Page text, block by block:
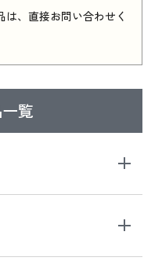
は、直接お問い合わせく
覧
モデル
品買取価格